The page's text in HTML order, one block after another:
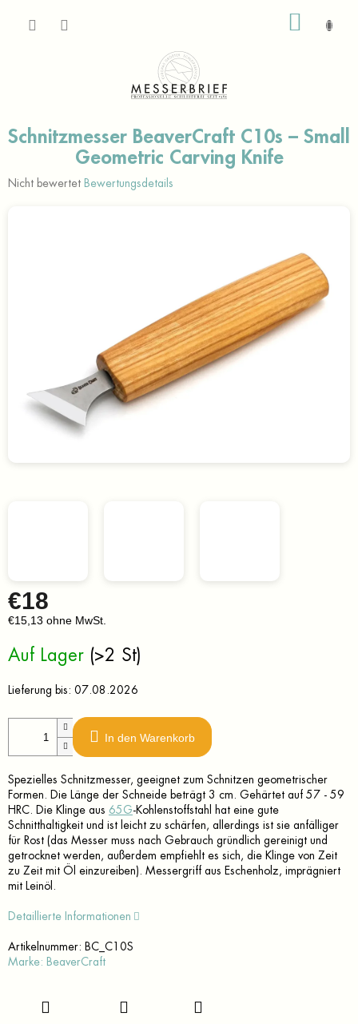
Schnitzmesser BeaverCraft C10s – Small
Geometric Carving Knife
Die
Nicht bewertet Bewertungsdetails
€18
€15,13 ohne MwSt.
Auf Lager (>2 St)
Lieferung bis: 07.08.2026
In den Warenkorb
Spezielles Schnitzmesser, geeignet zum Schnitzen geometrischer
Formen. Die Länge der Schneide beträgt 3 cm. Gehärtet auf 57 - 59
HRC. Die Klinge aus 65G-Kohlenstoffstahl hat eine gute
Schnitthaltigkeit und ist leicht zu schärfen, allerdings ist sie anfälliger
für Rost (das Messer muss nach Gebrauch gründlich gereinigt und
getrocknet werden, außerdem empfiehlt es sich, die Klinge von Zeit
zu Zeit mit Öl einzureiben). Messergriff aus Eschenholz, imprägniert
mit Leinöl.
Detaillierte Informationen
Artikelnummer: BC_C10S
Marke: BeaverCraft